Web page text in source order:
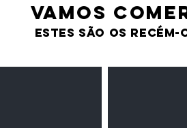
VAMOS
estes são os recém-